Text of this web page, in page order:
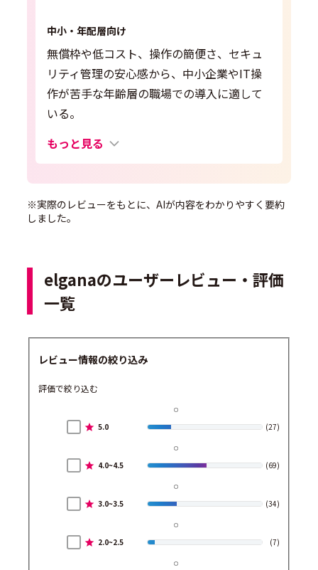
中小・年配層向け
無償枠や低コスト、操作の簡便さ、セキュ
リティ管理の安心感から、中小企業やIT操
作が苦手な年齢層の職場での導入に適して
いる。
もっと見る
※実際のレビューをもとに、AIが内容をわかりやすく要約
しました。
elganaのユーザーレビュー・評価
一覧
レビュー情報の絞り込み
評価で絞り込む
5.0 (27)
4.0~4.5 (69)
3.0~3.5 (34)
2.0~2.5 (7)